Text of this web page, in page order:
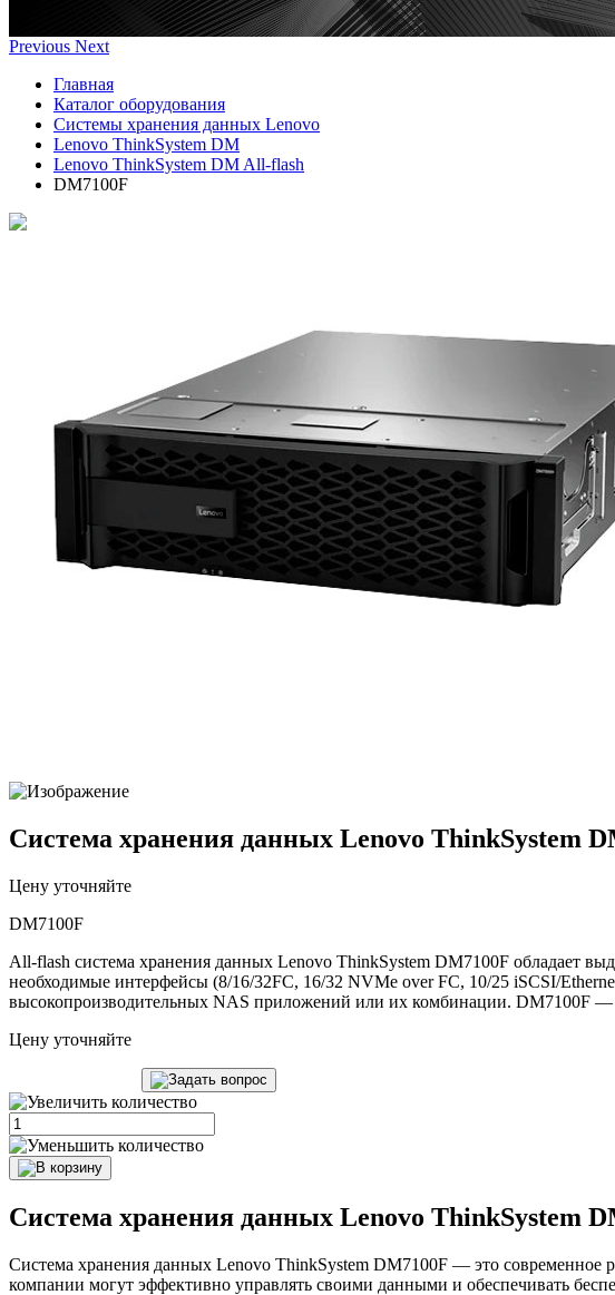
Previous Next
Главная
Каталог оборудования
Системы хранения данных Lenovo
Lenovo ThinkSystem DM
Lenovo ThinkSystem DM All-flash
DM7100F
Система хранения данных Lenovo ThinkSystem
Цену уточняйте
DM7100F
All-flash система хранения данных Lenovo ThinkSystem DM7100F обладает
необходимые интерфейсы (8/16/32FC, 16/32 NVMe over FC, 10/25 iSCSI/
высокопроизводительных NAS приложений или их комбинации. DM7100F —
Цену уточняйте
Система хранения данных Lenovo ThinkSystem
Система хранения данных Lenovo ThinkSystem DM7100F — это современное
компании могут эффективно управлять своими данными и обеспечивать